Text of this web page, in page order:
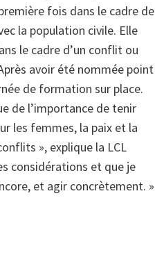
fois dans le cadre de
la population civile. Elle
le cadre d’un conflit ou
avoir été nommée point
de formation sur place.
de l’importance de tenir
les femmes, la paix et la
», explique la LCL
considérations et que je
et agir concrètement. »